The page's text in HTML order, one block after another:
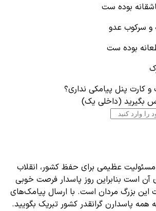
بوده ست
و سرکوب عدو
بوده ست
کارت پنل پیامکی نداری؟
بگیرید (داخلی یک)
مسئولیت عظیمی برای حفظ کشور، انقلاب
آن است بنابراین روز پاسدار فرصت خوبی
این بزرگ مردان است. با ارسال پیامک‌های
همه پاسدارن گرانقدر کشور تبریک بگویید.